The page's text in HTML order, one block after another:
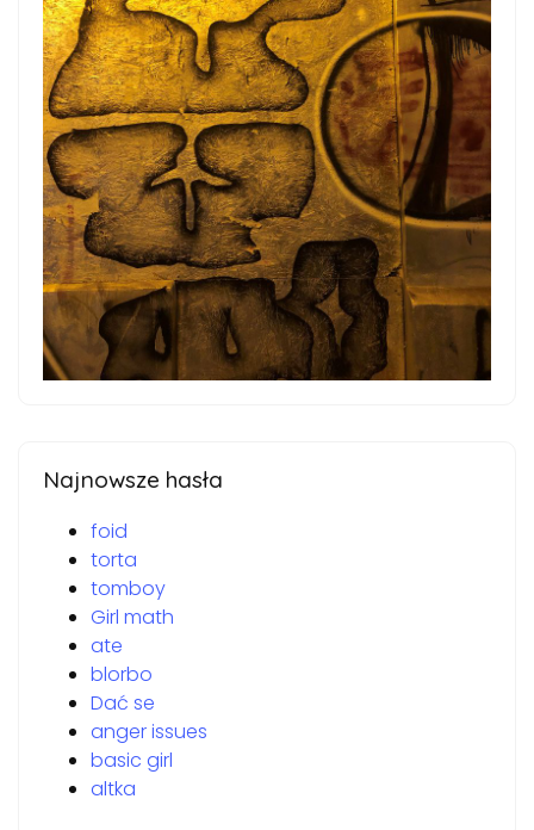
Najnowsze hasła
foid
torta
tomboy
Girl math
ate
blorbo
Dać se
anger issues
basic girl
altka